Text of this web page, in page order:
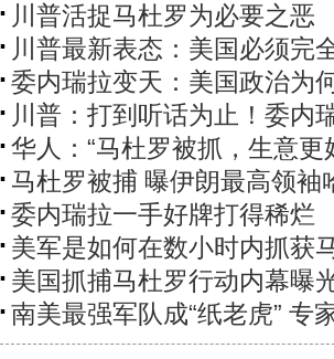
川普活捉马杜罗为必要之恶
川普最新表态：美国必须完
委内瑞拉变天：美国政治为
川普：打到听话为止！委内
华人：“马杜罗被抓，生意更
马杜罗被捕 曝伊朗最高领袖
委内瑞拉一手好牌打得稀烂
美军是如何在数小时内抓获
美国抓捕马杜罗行动内幕曝
南美最强军队成“纸老虎” 专